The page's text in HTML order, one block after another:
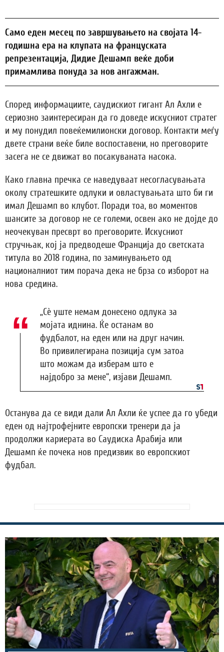
Само еден месец по завршувањето на својата 14-
годишна ера на клупата на француската
репрезентација, Дидие Дешамп веќе доби
примамлива понуда за нов ангажман.
Според информациите, саудискиот гигант Ал Ахли е
сериозно заинтересиран да го доведе искусниот стратег
и му понудил повеќемилионски договор. Контакти меѓу
двете страни веќе биле воспоставени, но преговорите
засега не се движат во посакуваната насока.
Како главна пречка се наведуваат несогласувањата
околу стратешките одлуки и овластувањата што би ги
имал Дешамп во клубот. Поради тоа, во моментов
шансите за договор не се големи, освен ако не дојде до
неочекуван пресврт во преговорите. Искусниот
стручњак, кој ја предводеше Франција до светската
титула во 2018 година, по заминувањето од
националниот тим порача дека не брза со изборот на
нова средина.
„Сè уште немам донесено одлука за
мојата иднина. Ќе останам во
фудбалот, на еден или на друг начин.
Во привилегирана позиција сум затоа
што можам да изберам што е
најдобро за мене“, изјави Дешамп.
Останува да се види дали Ал Ахли ќе успее да го убеди
еден од најтрофејните европски тренери да ја
продолжи кариерата во Саудиска Арабија или
Дешамп ќе почека нов предизвик во европскиот
фудбал.